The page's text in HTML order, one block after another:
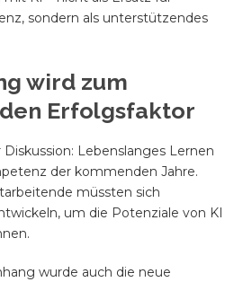
sondern als unterstützendes
wird zum
Erfolgsfaktor
Lebenslanges Lernen
der kommenden Jahre.
müssten sich
um die Potenziale von KI
wurde auch die neue